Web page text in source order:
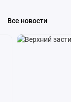
Все новости